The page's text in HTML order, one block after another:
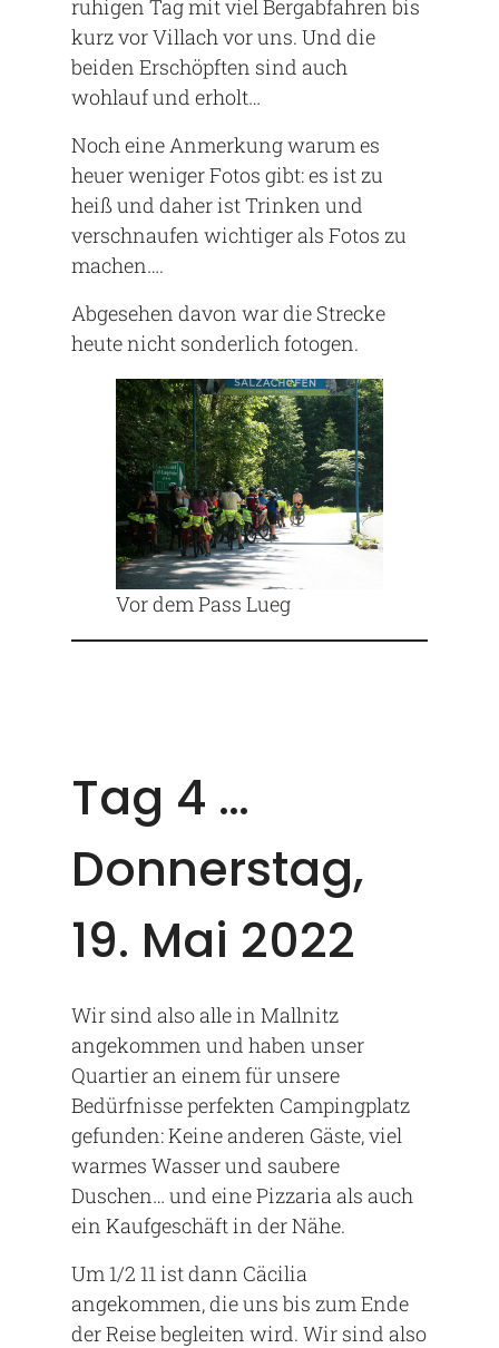
ruhigen Tag mit viel Bergabfahren bis
kurz vor Villach vor uns. Und die
beiden Erschöpften sind auch
wohlauf und erholt…
Noch eine Anmerkung warum es
heuer weniger Fotos gibt: es ist zu
heiß und daher ist Trinken und
verschnaufen wichtiger als Fotos zu
machen….
Abgesehen davon war die Strecke
heute nicht sonderlich fotogen.
Vor dem Pass Lueg
Tag 4 …
Donnerstag,
19. Mai 2022
Wir sind also alle in Mallnitz
angekommen und haben unser
Quartier an einem für unsere
Bedürfnisse perfekten Campingplatz
gefunden: Keine anderen Gäste, viel
warmes Wasser und saubere
Duschen… und eine Pizzaria als auch
ein Kaufgeschäft in der Nähe.
Um 1/2 11 ist dann Cäcilia
angekommen, die uns bis zum Ende
der Reise begleiten wird. Wir sind also